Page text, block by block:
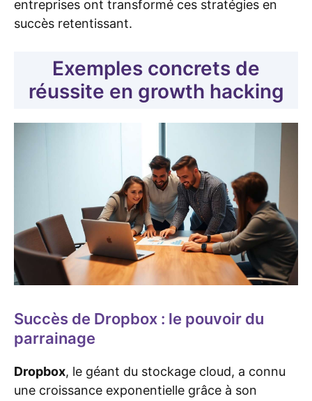
entreprises ont transformé ces stratégies en
succès retentissant.
Exemples concrets de
réussite en growth hacking
Succès de Dropbox : le pouvoir du
parrainage
Dropbox, le géant du stockage cloud, a connu
une croissance exponentielle grâce à son